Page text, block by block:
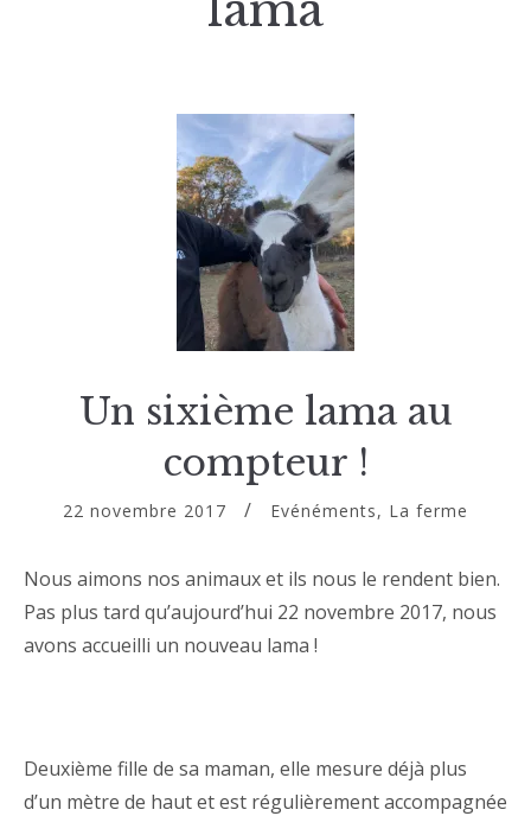
Un sixième lama au
compteur !
22 novembre 2017 Evénéments, La ferme
Nous aimons nos animaux et ils nous le rendent bien.
Pas plus tard qu’aujourd’hui 22 novembre 2017, nous
avons accueilli un nouveau lama !
Deuxième fille de sa maman, elle mesure déjà plus
d’un mètre de haut et est régulièrement accompagnée